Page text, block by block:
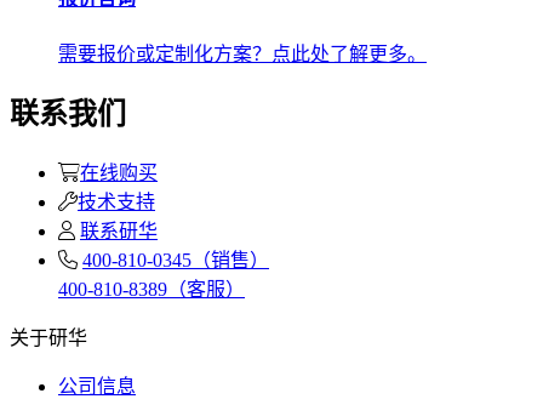
需要报价或定制化方案？点此处了解更多。
联系我们
在线购买
技术支持
联系研华
400-810-0345（销售）
400-810-8389（客服）
关于研华
公司信息